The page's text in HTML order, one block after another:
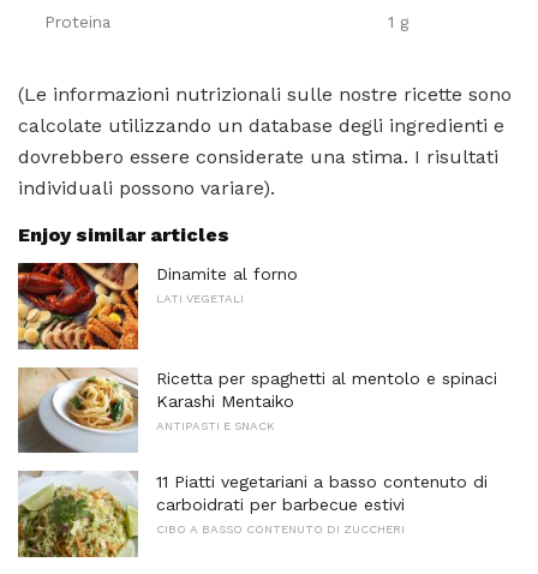
Proteina 1 g
(Le informazioni nutrizionali sulle nostre ricette sono
calcolate utilizzando un database degli ingredienti e
dovrebbero essere considerate una stima. I risultati
individuali possono variare).
Enjoy similar articles
Dinamite al forno
LATI VEGETALI
Ricetta per spaghetti al mentolo e spinaci
Karashi Mentaiko
ANTIPASTI E SNACK
11 Piatti vegetariani a basso contenuto di
carboidrati per barbecue estivi
CIBO A BASSO CONTENUTO DI ZUCCHERI